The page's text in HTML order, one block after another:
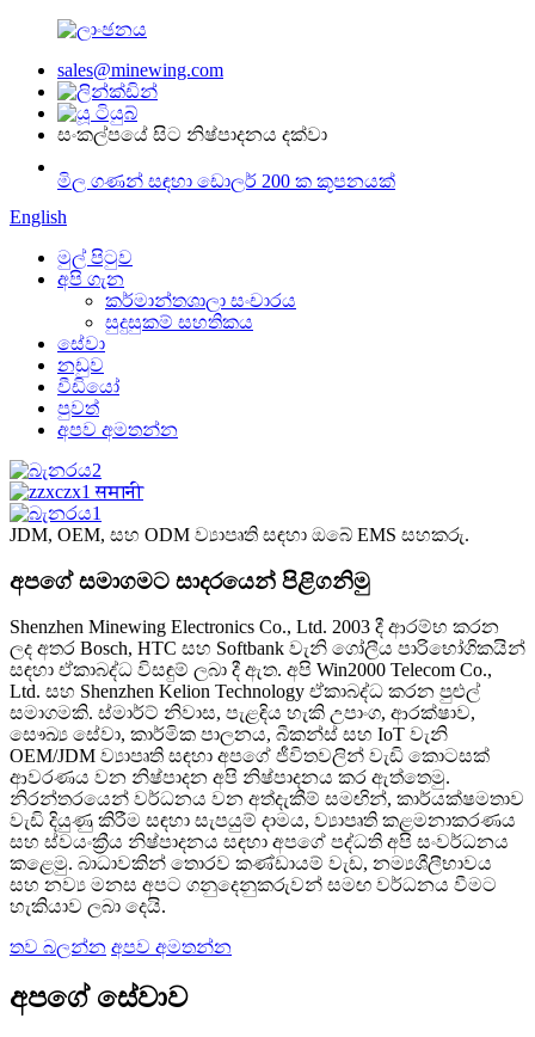
sales@minewing.com
සංකල්පයේ සිට නිෂ්පාදනය දක්වා
මිල ගණන් සඳහා ඩොලර් 200 ක කූපනයක්
English
මුල් පිටුව
අපි ගැන
කර්මාන්තශාලා සංචාරය
සුදුසුකම් සහතිකය
සේවා
නඩුව
වීඩියෝ
පුවත්
අපව අමතන්න
JDM, OEM, සහ ODM ව්‍යාපෘති සඳහා ඔබේ EMS සහකරු.
අපගේ සමාගමට සාදරයෙන් පිළිගනිමු
Shenzhen Minewing Electronics Co., Ltd. 2003 දී ආරම්භ කරන
ලද අතර Bosch, HTC සහ Softbank වැනි ගෝලීය පාරිභෝගිකයින්
සඳහා ඒකාබද්ධ විසඳුම් ලබා දී ඇත. අපි Win2000 Telecom Co.,
Ltd. සහ Shenzhen Kelion Technology ඒකාබද්ධ කරන පුළුල්
සමාගමකි. ස්මාර්ට් නිවාස, පැළඳිය හැකි උපාංග, ආරක්ෂාව,
සෞඛ්‍ය සේවා, කාර්මික පාලනය, බීකන්ස් සහ IoT වැනි
OEM/JDM ව්‍යාපෘති සඳහා අපගේ ජීවිතවලින් වැඩි කොටසක්
ආවරණය වන නිෂ්පාදන අපි නිෂ්පාදනය කර ඇත්තෙමු.
නිරන්තරයෙන් වර්ධනය වන අත්දැකීම් සමඟින්, කාර්යක්ෂමතාව
වැඩි දියුණු කිරීම සඳහා සැපයුම් දාමය, ව්‍යාපෘති කළමනාකරණය
සහ ස්වයංක්‍රීය නිෂ්පාදනය සඳහා අපගේ පද්ධති අපි සංවර්ධනය
කළෙමු. බාධාවකින් තොරව කණ්ඩායම් වැඩ, නම්‍යශීලීභාවය
සහ නව්‍ය මනස අපට ගනුදෙනුකරුවන් සමඟ වර්ධනය වීමට
හැකියාව ලබා දෙයි.
තව බලන්න අපව අමතන්න
අපගේ සේවාව